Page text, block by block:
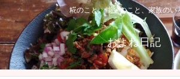
糀のこと、能登のこと、家族のい
およね日記